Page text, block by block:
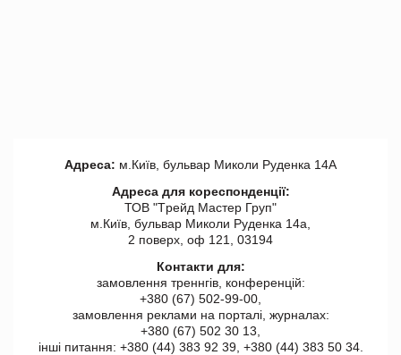
Адреса: м.Київ, бульвар Миколи Руденка 14А
Адреса для кореспонденції:
ТОВ "Tрейд Мастер Груп"
м.Київ, бульвар Миколи Руденка 14а,
2 поверх, оф 121, 03194
Контакти для:
замовлення треннгів, конференцій:
+380 (67) 502-99-00,
замовлення реклами на порталі, журналах:
+380 (67) 502 30 13,
інші питання: +380 (44) 383 92 39, +380 (44) 383 50 34.